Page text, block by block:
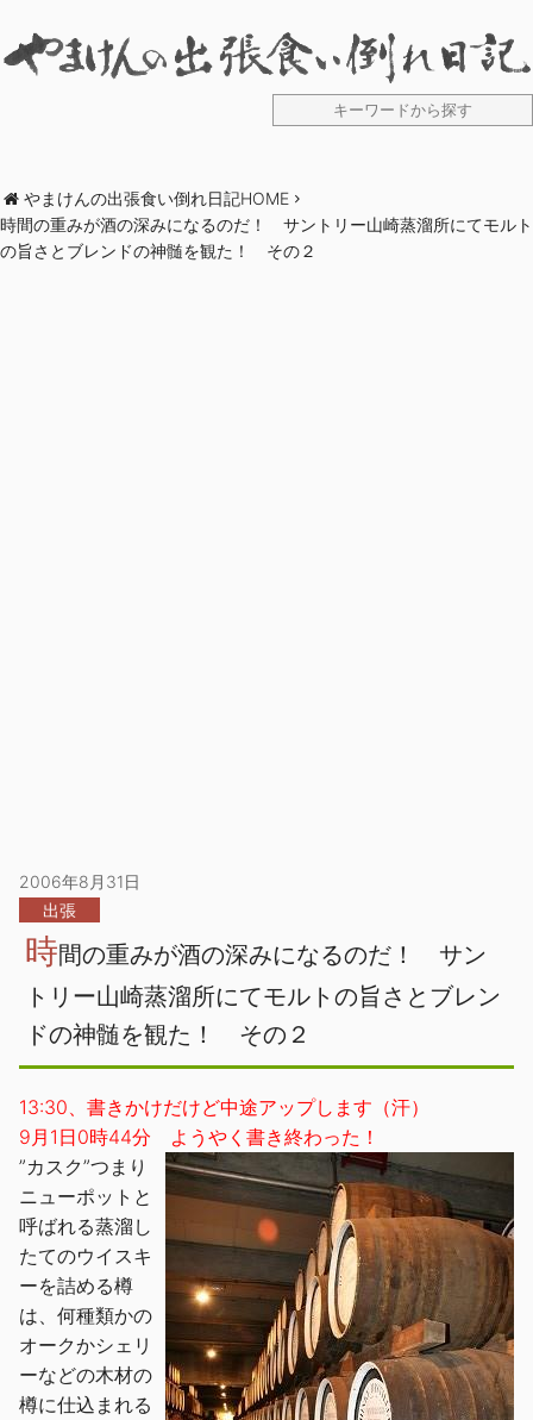
やまけんの出張食い倒れ日記HOME
時間の重みが酒の深みになるのだ！ サントリー山崎蒸溜所にてモルト
の旨さとブレンドの神髄を観た！ その２
2006年8月31日
出張
時間の重みが酒の深みになるのだ！ サン
トリー山崎蒸溜所にてモルトの旨さとブレン
ドの神髄を観た！ その２
13:30、書きかけだけど中途アップします（汗）
9月1日0時44分 ようやく書き終わった！
”カスク”つまり
ニューポットと
呼ばれる蒸溜し
たてのウイスキ
ーを詰める樽
は、何種類かの
オークかシェリ
ーなどの木材の
樽に仕込まれる